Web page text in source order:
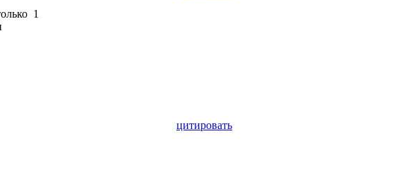
1
цитировать